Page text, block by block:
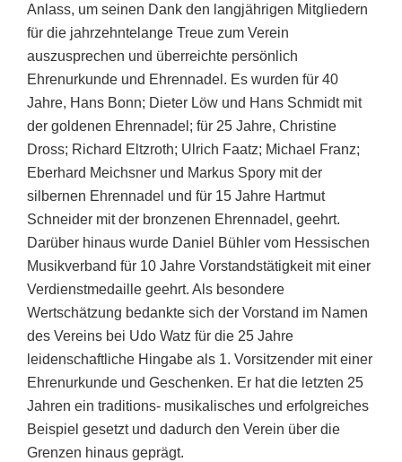
Anlass, um seinen Dank den langjährigen Mitgliedern
für die jahrzehntelange Treue zum Verein
auszusprechen und überreichte persönlich
Ehrenurkunde und Ehrennadel. Es wurden für 40
Jahre, Hans Bonn; Dieter Löw und Hans Schmidt mit
der goldenen Ehrennadel; für 25 Jahre, Christine
Dross; Richard Eltzroth; Ulrich Faatz; Michael Franz;
Eberhard Meichsner und Markus Spory mit der
silbernen Ehrennadel und für 15 Jahre Hartmut
Schneider mit der bronzenen Ehrennadel, geehrt.
Darüber hinaus wurde Daniel Bühler vom Hessischen
Musikverband für 10 Jahre Vorstandstätigkeit mit einer
Verdienstmedaille geehrt. Als besondere
Wertschätzung bedankte sich der Vorstand im Namen
des Vereins bei Udo Watz für die 25 Jahre
leidenschaftliche Hingabe als 1. Vorsitzender mit einer
Ehrenurkunde und Geschenken. Er hat die letzten 25
Jahren ein traditions- musikalisches und erfolgreiches
Beispiel gesetzt und dadurch den Verein über die
Grenzen hinaus geprägt.